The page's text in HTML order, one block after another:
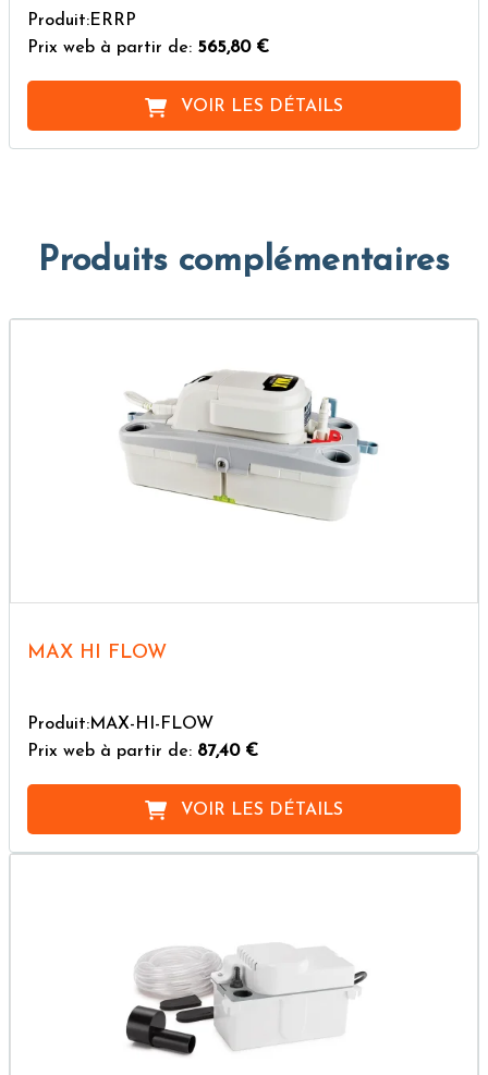
Produit:ERRP
Prix web à partir de: 565,80 €
VOIR LES DÉTAILS
Produits complémentaires
MAX HI FLOW
Produit:MAX-HI-FLOW
Prix web à partir de: 87,40 €
VOIR LES DÉTAILS